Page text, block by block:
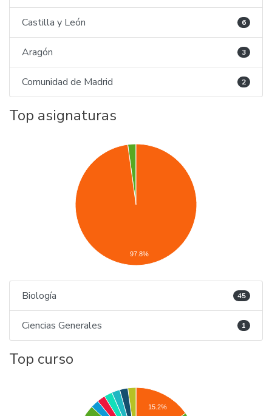
Castilla y León 6
Aragón 3
Comunidad de Madrid 2
Top asignaturas
97.8%
Biología 45
Ciencias Generales 1
Top curso
15.2%